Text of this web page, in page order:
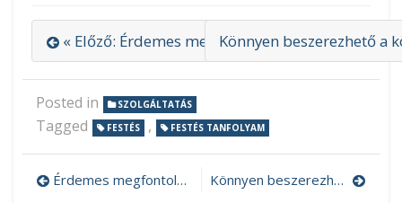
« Előző: Érdemes megfontolni az InfraSlimX
Könnyen beszerezhető a
Posted in SZOLGÁLTATÁS
Tagged FESTÉS , FESTÉS TANFOLYAM
Érdemes megfontolni az InfraSlimX eladó ajánlatot Könnyen beszerezhető a közhiteles cégkivonat